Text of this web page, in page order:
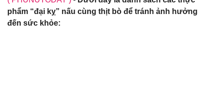
phẩm “đại kỵ” nấu cùng thịt bò để tránh ảnh hưởng
đến sức khỏe: